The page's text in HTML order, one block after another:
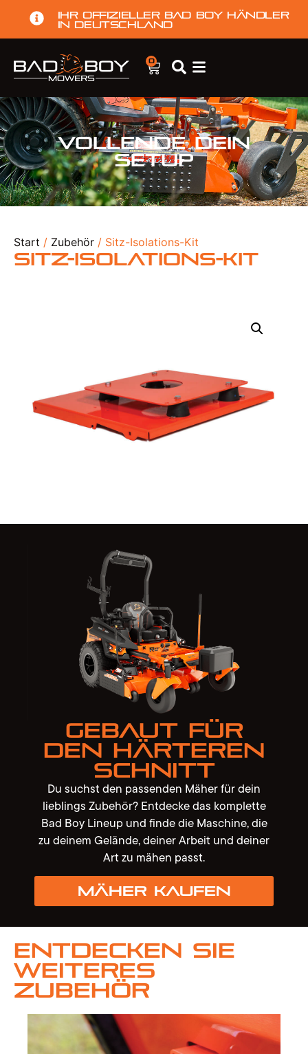
Ihr offizieller Bad Boy Händler
in Deutschland
0
Vollende dein
Setup
Start / Zubehör / Sitz-Isolations-Kit
Sitz-Isolations-Kit
Gebaut für
den härteren
Schnitt
Du suchst den passenden Mäher für dein
lieblings Zubehör? Entdecke das komplette
Bad Boy Lineup und finde die Maschine, die
zu deinem Gelände, deiner Arbeit und deiner
Art zu mähen passt.
Mäher kaufen
Entdecken Sie
weiteres
Zubehör